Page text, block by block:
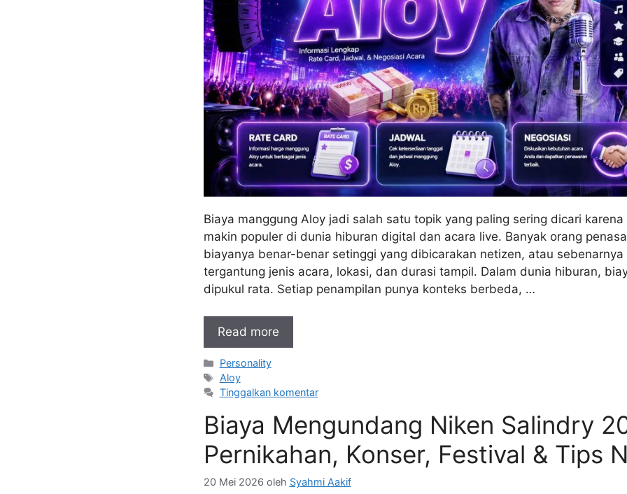
Biaya manggung Aloy jadi salah satu topik yang paling sering dicari karena
makin populer di dunia hiburan digital dan acara live. Banyak orang
biayanya benar-benar setinggi yang dibicarakan netizen, atau sebenarnya
tergantung jenis acara, lokasi, dan durasi tampil. Dalam dunia hiburan,
dipukul rata. Setiap penampilan punya konteks berbeda, …
Read more
Kategori
Personality
Tag
Aloy
Tinggalkan komentar
Biaya Mengundang Niken Salindry
Pernikahan, Konser, Festival & Tips
20 Mei 2026 oleh Syahmi Aakif